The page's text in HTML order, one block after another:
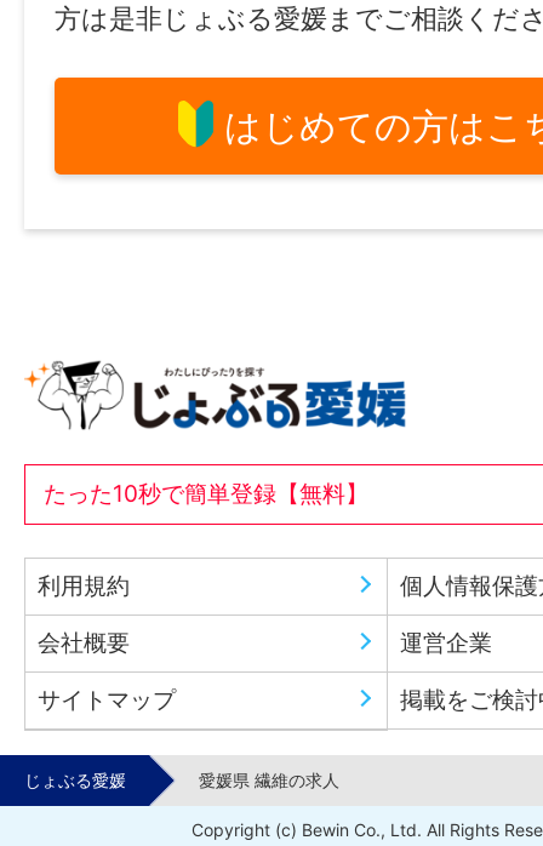
方は是非じょぶる愛媛までご相談くだ
はじめての方はこ
たった10秒で簡単登録【無料】
利用規約 個人情報保
会社概要 運営企業
サイトマップ 掲載をご検
じょぶる愛媛 愛媛県 繊維の求人
Copyright (c) Bewin Co., Ltd. All Rights